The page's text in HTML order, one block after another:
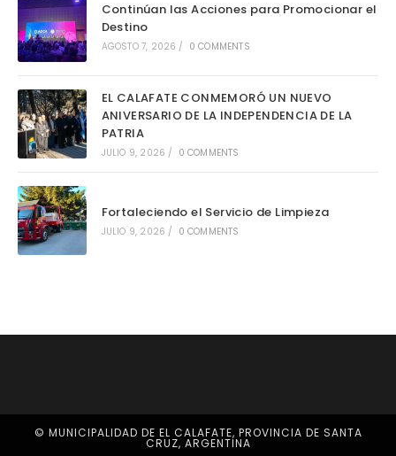
Continúan las Acciones para Promocionar el
Destino
AGOSTO 7, 2026 / 0 COMMENTS
EL CALAFATE CONMEMORÓ UN NUEVO
ANIVERSARIO DE LA INDEPENDENCIA DE LA
PATRIA
JULIO 9, 2026 / 0 COMMENTS
Fortaleciendo el Servicio de Limpieza
JULIO 9, 2026 / 0 COMMENTS
© MUNICIPALIDAD DE EL CALAFATE, PROVINCIA DE SANTA
CRUZ, ARGENTINA